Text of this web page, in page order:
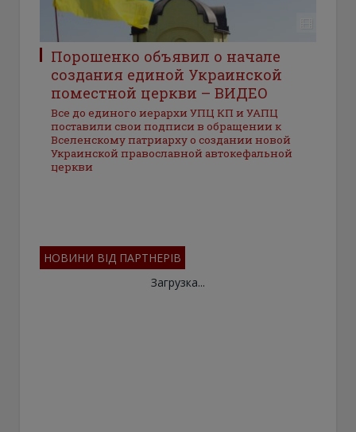
Порошенко объявил о начале
создания единой Украинской
поместной церкви – ВИДЕО
Все до единого иерархи УПЦ КП и УАПЦ
поставили свои подписи в обращении к
Вселенскому патриарху о создании новой
Украинской православной автокефальной
церкви
НОВИНИ ВІД ПАРТНЕРІВ
Загрузка...